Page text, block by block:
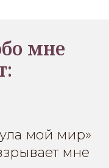
мне
мой мир»
мне